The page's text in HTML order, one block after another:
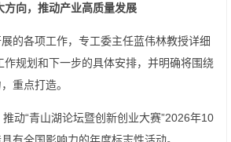
方向，推动产业高质量发展
的各项工作，专工委主任蓝伟林教授详细
规划和下一步的具体安排，并明确将围绕
重点打造。
动“青山湖论坛暨创新创业大赛”2026年10
有全国影响力的年度标志性活动。